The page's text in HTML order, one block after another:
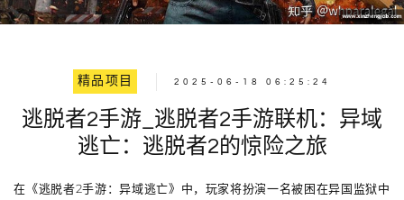
精品项目 2025-06-18 06:25:24
逃脱者2手游_逃脱者2手游联机：异域
逃亡：逃脱者2的惊险之旅
在《逃脱者2手游：异域逃亡》中，玩家将扮演一名被困在异国监狱中